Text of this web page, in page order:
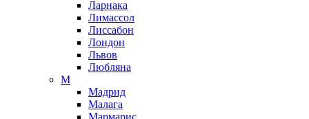
Ларнака
Лимассол
Лиссабон
Лондон
Львов
Любляна
М
Мадрид
Малага
Мармарис